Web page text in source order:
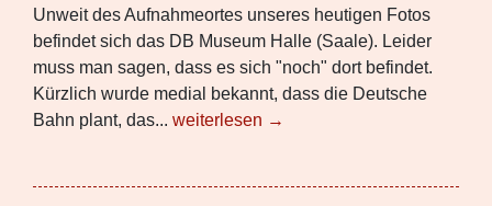
Unweit des Aufnahmeortes unseres heutigen Fotos
befindet sich das DB Museum Halle (Saale). Leider
muss man sagen, dass es sich "noch" dort befindet.
Kürzlich wurde medial bekannt, dass die Deutsche
Bahn plant, das... weiterlesen →